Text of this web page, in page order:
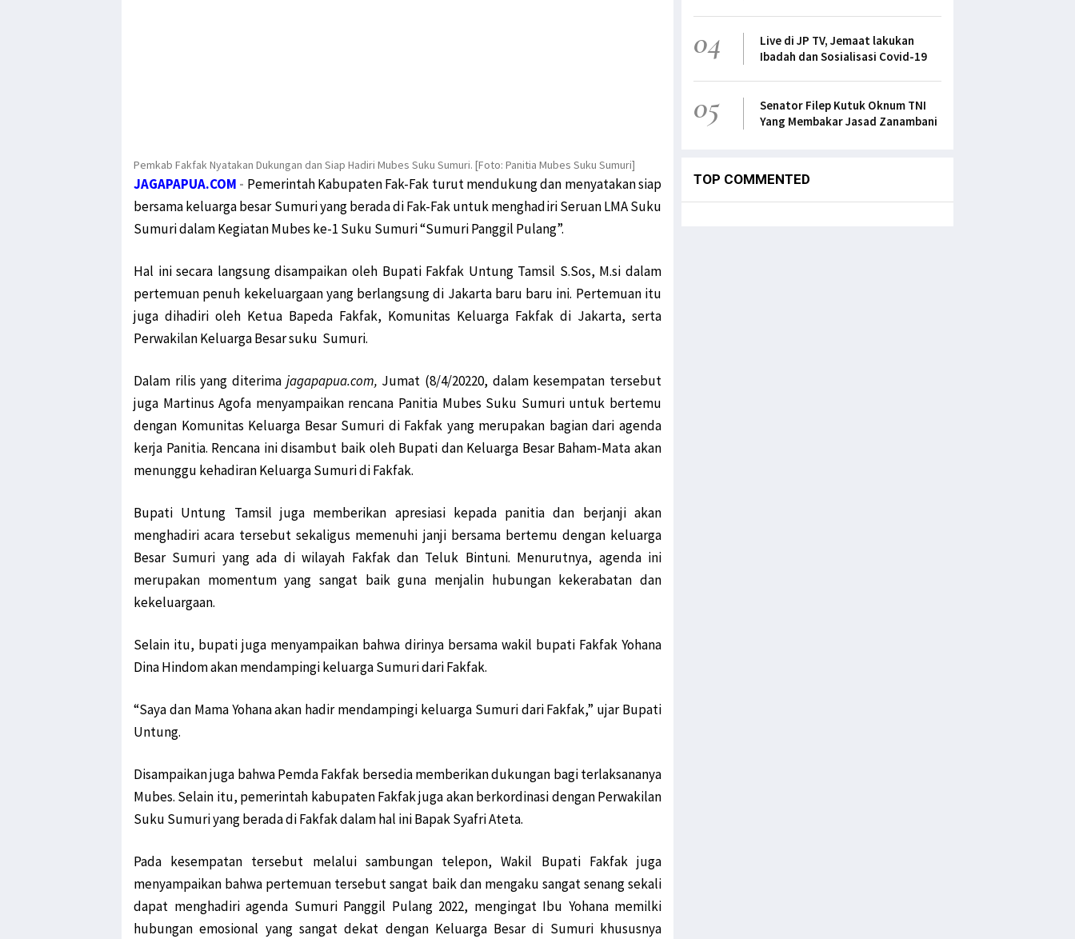
Pemkab Fakfak Nyatakan Dukungan dan Siap Hadiri Mubes Suku Sumuri. [Foto: Panitia Mubes Suku Sumuri]
JAGAPAPUA.COM - Pemerintah Kabupaten Fak-Fak turut mendukung dan menyatakan siap
bersama keluarga besar Sumuri yang berada di Fak-Fak untuk menghadiri Seruan LMA Suku
Sumuri dalam Kegiatan Mubes ke-1 Suku Sumuri “Sumuri Panggil Pulang”.
Hal ini secara langsung disampaikan oleh Bupati Fakfak Untung Tamsil S.Sos, M.si dalam
pertemuan penuh kekeluargaan yang berlangsung di Jakarta baru baru ini. Pertemuan itu
juga dihadiri oleh Ketua Bapeda Fakfak, Komunitas Keluarga Fakfak di Jakarta, serta
Perwakilan Keluarga Besar suku Sumuri.
Dalam rilis yang diterima jagapapua.com, Jumat (8/4/20220, dalam kesempatan tersebut
juga Martinus Agofa menyampaikan rencana Panitia Mubes Suku Sumuri untuk bertemu
dengan Komunitas Keluarga Besar Sumuri di Fakfak yang merupakan bagian dari agenda
kerja Panitia. Rencana ini disambut baik oleh Bupati dan Keluarga Besar Baham-Mata akan
menunggu kehadiran Keluarga Sumuri di Fakfak.
Bupati Untung Tamsil juga memberikan apresiasi kepada panitia dan berjanji akan
menghadiri acara tersebut sekaligus memenuhi janji bersama bertemu dengan keluarga
Besar Sumuri yang ada di wilayah Fakfak dan Teluk Bintuni. Menurutnya, agenda ini
merupakan momentum yang sangat baik guna menjalin hubungan kekerabatan dan
kekeluargaan.
Selain itu, bupati juga menyampaikan bahwa dirinya bersama wakil bupati Fakfak Yohana
Dina Hindom akan mendampingi keluarga Sumuri dari Fakfak.
“Saya dan Mama Yohana akan hadir mendampingi keluarga Sumuri dari Fakfak,” ujar Bupati
Untung.
Disampaikan juga bahwa Pemda Fakfak bersedia memberikan dukungan bagi terlaksananya
Mubes. Selain itu, pemerintah kabupaten Fakfak juga akan berkordinasi dengan Perwakilan
Suku Sumuri yang berada di Fakfak dalam hal ini Bapak Syafri Ateta.
Pada kesempatan tersebut melalui sambungan telepon, Wakil Bupati Fakfak juga
menyampaikan bahwa pertemuan tersebut sangat baik dan mengaku sangat senang sekali
dapat menghadiri agenda Sumuri Panggil Pulang 2022, mengingat Ibu Yohana memilki
hubungan emosional yang sangat dekat dengan Keluarga Besar di Sumuri khususnya
04
Live di JP TV, Jemaat lakukan
Ibadah dan Sosialisasi Covid-19
05
Senator Filep Kutuk Oknum TNI
Yang Membakar Jasad Zanambani
TOP COMMENTED